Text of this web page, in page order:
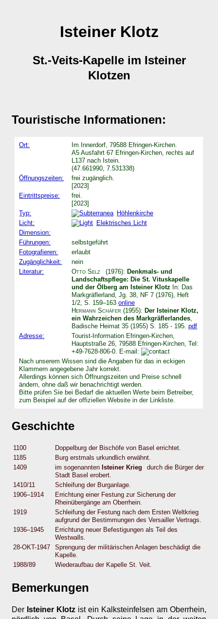
Isteiner Klotz
St.-Veits-Kapelle im Isteiner
Klotzen
Touristische Informationen:
Ort:
Im Innerdorf, 79588 Efringen-Kirchen.
A5 Ausfahrt 67 Efringen-Kirchen, rechts auf
L137 nach Istein.
(47.661990, 7.531338)
Öffnungszeiten:
frei zugänglich.
[2023]
Eintrittspreise:
frei.
[2023]
Typ:
Höhlenkirche
Licht:
Elektrisches Licht
Dimension:
Führungen:
selbstgeführt
Fotografieren:
erlaubt
Zugänglichkeit:
nein
Literatur:
Otto Selz (1976): Denkmals- und
Landschaftspflege: Die St. Vituskapelle
und der Ölberg am Isteiner Klotz In: Das
Markgräflerland, Jg. 38, NF 7 (1976), Heft
1/2, S. 159–163online
Hermann Schäfer (1955):Der Isteiner Klotz,
ein Wahrzeichen des Markgräflerlandes
Badische Heimat 35 (1955) S. 185 - 195.pdf
Adresse:
Tourist-Information Efringen-Kirchen,
Hauptstraße 26, 79588 Efringen-Kirchen, Tel:
+49-7628-806-0. E-mail:
Nach unserem Wissen sind die Angaben für das in eckigen
Klammern angegebene Jahr korrekt.
Allerdings können sich Öffnungszeiten und Preise schnell
ändern, ohne daß wir benachrichtigt werden.
Bitte prüfen Sie bei Bedarf die aktuellen Werte beim Betreiber,
zum Beispiel auf der offiziellen Website in der Linkliste.
Geschichte
1100
Doppelburg der Bischöfe von Basel errichtet.
1185
Burg erstmals urkundlich erwähnt.
1409
im sogenannten Isteiner Krieg
durch die Bürger der
Stadt Basel erobert.
1410/11
Schleifung der Burganlage.
1906–1914
Errichtung einer Festung zur Sicherung der
Rheinübergänge am Oberrhein.
1919
Schleifung der Festung nach dem Ersten Weltkrieg
aufgrund der Bestimmungen des Versailler Vertrags.
1936–1945
Errichtung neuer Befestigungen als Teil des
Westwalls.
28-OKT-1947
Sprengung der militärischen Anlagen beschädigt die
Kapelle.
1988/89
Wiederaufbau der Kapelle St. Veit.
Bemerkungen
Der Isteiner Klotz ist ein Kalksteinfelsen am Oberrhein,